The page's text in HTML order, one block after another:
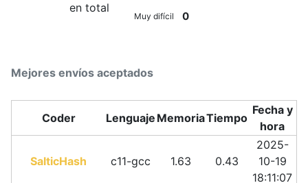
en total
Muy difícil 0
Mejores envíos aceptados
Coder Lenguaje MemoriaTiempo
Fecha y
hora
SalticHash c11-gcc 1.63 0.43
2025-
10-19
18:11:07